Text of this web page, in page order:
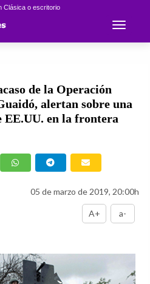
Clásica o escritorio
Toggle
de la Operación
alertan sobre una
EE.UU. en la frontera
05 de marzo de 2019, 20:00h
A+ a-